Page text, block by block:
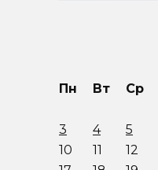
Пн Вт Ср
3
4 5
10
11 12